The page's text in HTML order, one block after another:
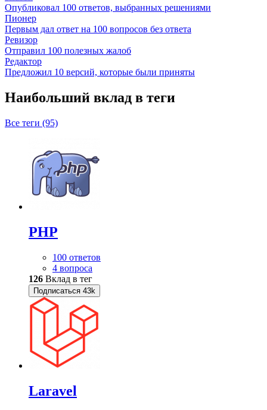
Опубликовал 100 ответов, выбранных решениями
Пионер
Первым дал ответ на 100 вопросов без ответа
Ревизор
Отправил 100 полезных жалоб
Редактор
Предложил 10 версий, которые были приняты
Наибольший вклад в теги
Все теги (95)
PHP
100 ответов
4 вопроса
126 Вклад в тег
Подписаться 43k
Laravel